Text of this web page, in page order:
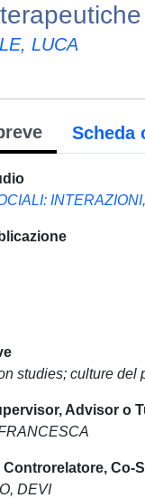
LUCA
Scheda
studies; culture del
Advisor o
Controrelatore, Co-
DEVI